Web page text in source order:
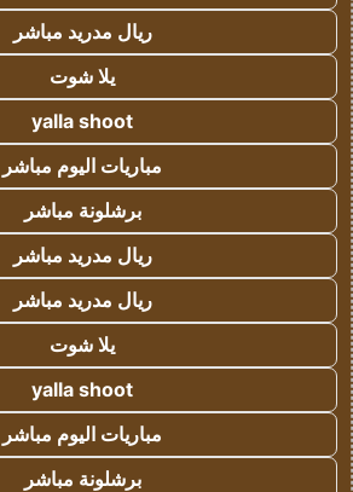
ريال مدريد مباشر
يلا شوت
yalla shoot
مباريات اليوم مباشر
برشلونة مباشر
ريال مدريد مباشر
ريال مدريد مباشر
يلا شوت
yalla shoot
مباريات اليوم مباشر
برشلونة مباشر